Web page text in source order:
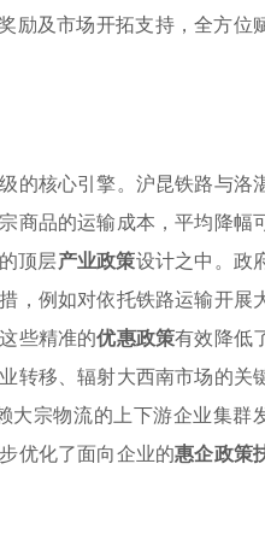
励及市场开拓支持，全方位
的核心引擎。沪昆铁路与洛
商品的运输成本，平均降幅
顶层产业政策设计之中。政
，例如对依托铁路运输开展
些精准的优惠政策有效降低
转移、辐射大西南市场的关
大宗物流的上下游企业集群
优化了面向企业的惠企政策